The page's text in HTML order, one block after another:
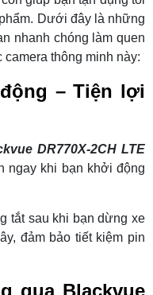
Dưới đây là những
nhanh chóng làm quen
thông minh này:
– Tiện lợi
DR770X-2CH LTE
ngay khi bạn khởi động
tắt sau khi bạn dừng xe
đảm bảo tiết kiệm pin